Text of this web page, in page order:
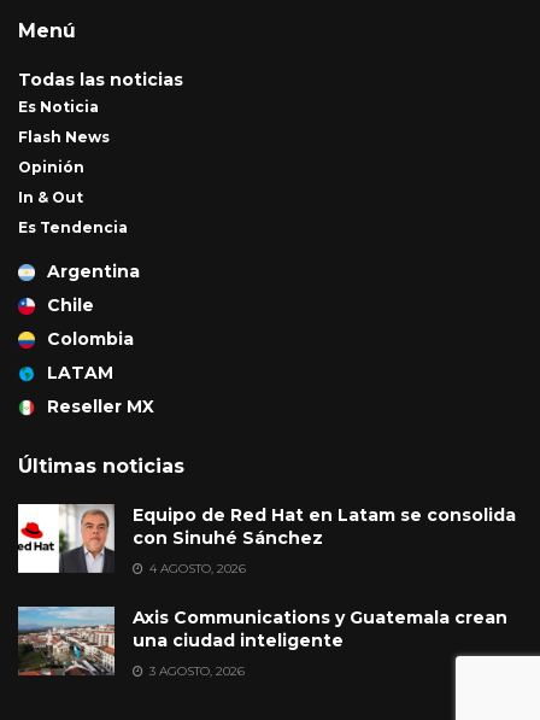
Menú
Todas las noticias
Es Noticia
Flash News
Opinión
In & Out
Es Tendencia
Argentina
Chile
Colombia
LATAM
Reseller MX
Últimas noticias
Equipo de Red Hat en Latam se consolida
con Sinuhé Sánchez
4 AGOSTO, 2026
Axis Communications y Guatemala crean
una ciudad inteligente
3 AGOSTO, 2026